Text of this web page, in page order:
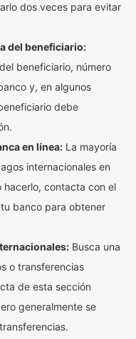
dos veces para evitar
del beneficiario:
beneficiario, número
y, en algunos
debe
en línea: La mayoría
internacionales en
hacerlo, contacta con el
banco para obtener
Busca una
o transferencias
de esta sección
generalmente se